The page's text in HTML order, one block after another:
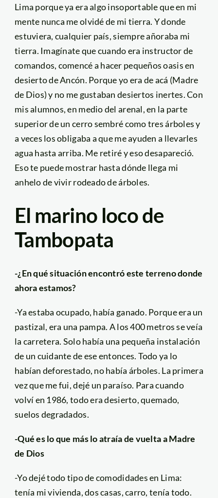
Lima porque ya era algo insoportable que en mi
mente nunca me olvidé de mi tierra. Y donde
estuviera, cualquier país, siempre añoraba mi
tierra. Imagínate que cuando era instructor de
comandos, comencé a hacer pequeños oasis en
desierto de Ancón. Porque yo era de acá (Madre
de Dios) y no me gustaban desiertos inertes. Con
mis alumnos, en medio del arenal, en la parte
superior de un cerro sembré como tres árboles y
a veces los obligaba a que me ayuden a llevarles
agua hasta arriba. Me retiré y eso desapareció.
Eso te puede mostrar hasta dónde llega mi
anhelo de vivir rodeado de árboles.
El marino loco de
Tambopata
-¿En qué situación encontró este terreno donde
ahora estamos?
-Ya estaba ocupado, había ganado. Porque era un
pastizal, era una pampa. A los 400 metros se veía
la carretera. Solo había una pequeña instalación
de un cuidante de ese entonces. Todo ya lo
habían deforestado, no había árboles. La primera
vez que me fui, dejé un paraíso. Para cuando
volví en 1986, todo era desierto, quemado,
suelos degradados.
-Qué es lo que más lo atraía de vuelta a Madre
de Dios
-Yo dejé todo tipo de comodidades en Lima:
tenía mi vivienda, dos casas, carro, tenía todo.